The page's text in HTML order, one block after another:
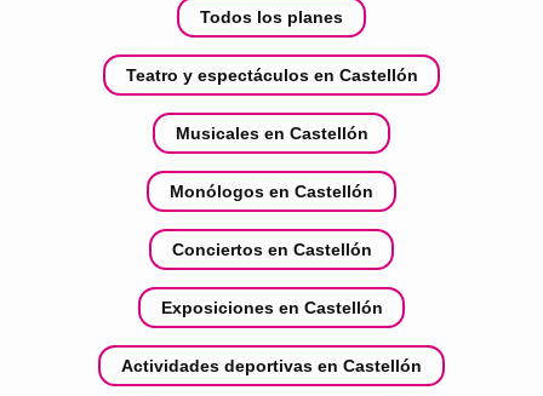
Todos los planes
Teatro y espectáculos en Castellón
Musicales en Castellón
Monólogos en Castellón
Conciertos en Castellón
Exposiciones en Castellón
Actividades deportivas en Castellón